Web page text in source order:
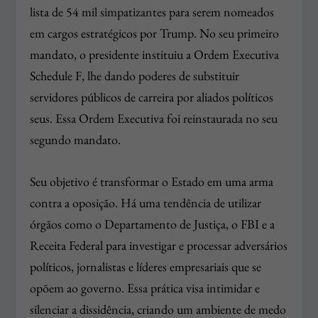
lista de 54 mil simpatizantes para serem nomeados
em cargos estratégicos por Trump. No seu primeiro
mandato, o presidente instituiu a Ordem Executiva
Schedule F, lhe dando poderes de substituir
servidores públicos de carreira por aliados políticos
seus. Essa Ordem Executiva foi reinstaurada no seu
segundo mandato.
Seu objetivo é transformar o Estado em uma arma
contra a oposição. Há uma tendência de utilizar
órgãos como o Departamento de Justiça, o FBI e a
Receita Federal para investigar e processar adversários
políticos, jornalistas e líderes empresariais que se
opõem ao governo. Essa prática visa intimidar e
silenciar a dissidência, criando um ambiente de medo